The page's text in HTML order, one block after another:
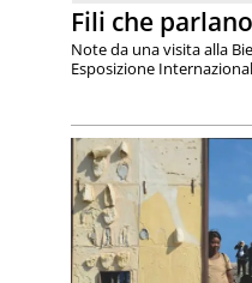
Fili che parlano
Note da una visita alla
Esposizione